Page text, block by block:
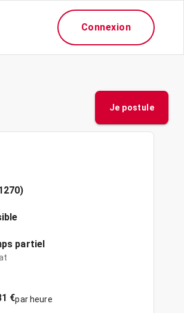
Connexion
Je postule
partiel
€par heure